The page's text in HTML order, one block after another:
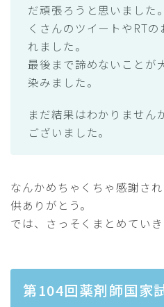
だ頑張ろうと思いました
くさんのツイートやRT
れました。
最後まで諦めないことが
染みました。
まだ結果はわかりません
ございました。
なんかめちゃくちゃ感謝さ
供ありがとう。
では、さっそくまとめていき
第104回薬剤師国家